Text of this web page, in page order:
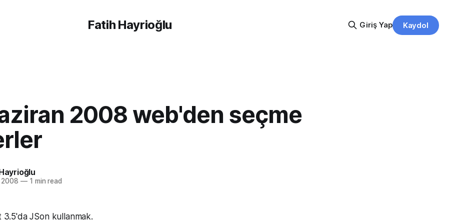
Fatih Hayrioğlu Giriş Yap Kaydol
2008 web'den seçme
2008 —1 min read
3.5'da JSon kullanmak.